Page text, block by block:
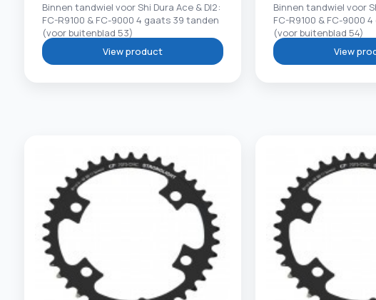
Binnen tandwiel voor Shi Dura Ace & DI2:
FC-R9100 & FC-9000 4 gaats 39 tanden
(voor buitenblad 53)
View product
Binnen tandwiel voor
FC-R9100 & FC-9000
(voor buitenblad 54)
View